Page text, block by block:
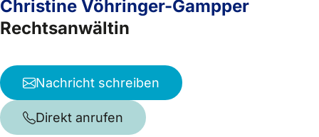
Christine Vöhringer-Gampper
Rechtsanwältin
Nachricht schreiben
Direkt anrufen